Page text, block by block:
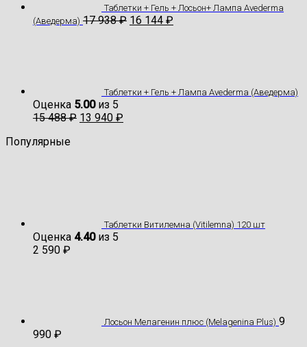
Таблетки + Гель + Лосьон+ Лампа Avederma
(Аведерма) 17 938₽ 16 144 ₽
Таблетки + Гель + Лампа Avederma (Аведерма)
Оценка 5.00из 5
15 488₽ 13 940 ₽
Популярные
Таблетки Витилемна (Vitilemna) 120 шт
Оценка 4.40из 5
2 590 ₽
Лосьон Мелагенин плюс (Melagenina Plus) 9
990 ₽